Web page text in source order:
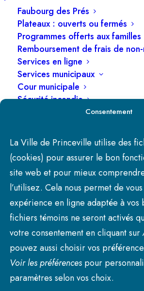
Consentement
La Ville de Princeville utilise des
(cookies) pour assurer le bon
site web et pour mieux
l’utilisez. Cela nous permet de
expérience en ligne adaptée à vos
fichiers témoins ne seront activés
votre consentement en cliquant sur
pouvez aussi choisir vos
Voir les préférences pour
paramètres selon vos choix.
Faubourg des Prés
Plateaux : ouverts ou fermés
Programmes offerts aux familles
Remboursement de frais de
Services en ligne
Services municipaux
Cour municipale
Sécurité incendie
Taxes et rôle d’évaluation
Loisirs, culture et vie communautaire
Plateaux : ouverts ou fermés
Bibliothèque
Centre sportif Paul-de-la-
Activités et cours
Camp de jour
Culture et divertissements
Carnaval d’hiver
Festival du Cheval
Foire Bières, Bouffe et Culture
Kiosque en chanson
réglementation en vigueur.
Cette propriété de grande
au 52, Boul. Carignan Est.
Donné à Princeville, le 22 mai
Dominic Doucet, greffier adjoint